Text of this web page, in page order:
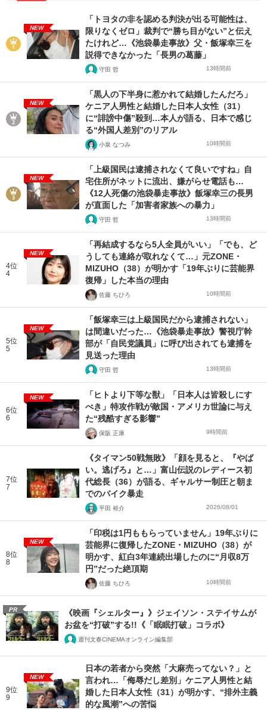
NEW
「トヨタの非を認める判決が出る可能性は、
限りなくゼロ」裁判で“勝ち目がない”と伝え
たけれど…《池袋暴走事故》父・飯塚幸三を
説得できなかった「長男の葛藤」
守田 哲 13時間前
NEW
「黒人の下半身に惹かれて結婚したんだろ」
ケニア人男性と結婚した日本人女性（31）
に“誹謗中傷”殺到…本人が語る、日本で感じ
る“外国人差別”のリアル
小泉 なつみ 10時間前
NEW
「上級国民は逮捕されなくて良いですね」自
宅住所がネットに流出、嫌がらせ電話も…
《12人死傷の池袋暴走事故》飯塚幸三の長男
が直面した「加害者家族への暴力」
守田 哲 13時間前
4位
4
NEW
「再結成するなら5人全員がいい」「でも、ど
うしても連絡が取れなくて…」元ZONE・
MIZUHO（38）が明かす「19年ぶりに芸能界
復帰」した本当の理由
佐藤 ちひろ 10時間前
5位
5
NEW
「飯塚幸三は上級国民だから逮捕されない」
は間違いだった…《池袋暴走事故》警視庁幹
部が「自民党議員」に呼び出されても逮捕を
見送った理由
守田 哲 13時間前
6位
6
NEW
「ヒトより下等な獣」「日本人は皆殺しにす
べき」特攻作戦が敵国・アメリカ世論に与え
た“残酷すぎる影響”
保阪 正康 9時間前
7位
7
《タイマン50戦無敗》「顔を見ると、『やば
い。逃げろ』と…」富山伝説のレディース初
代総長（36）が語る、ギャルサー制圧と朝ま
でのバイク暴走
平田 裕介 2026/08/01
8位
8
NEW
「印税は1円ももらっていません」19年ぶりに
芸能界に復帰したZONE・MIZUHO（38）が
明かす、紅白3年連続出場したのに“月収8万
円”だった絶頂期
佐藤 ちひろ 10時間前
PR
《映画『シェルター』》ジェイソン・ステイサムが
お盆を“打破”する!!《「眠眠打破」コラボ》
週刊文春CINEMAオンライン編集部
9位
9
NEW
日本の若者から突然「大麻売ってない？」と
言われ…「侮辱だし差別」ケニア人男性と結
婚した日本人女性（31）が明かす、“排外主義
的な風潮”への苦悩